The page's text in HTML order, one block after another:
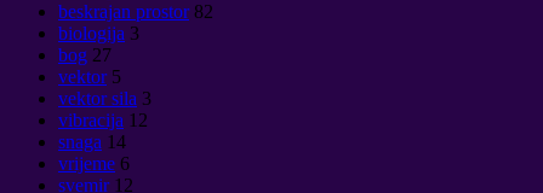
beskrajan prostor 82
biologija 3
bog 27
vektor 5
vektor sila 3
vibracija 12
snaga 14
vrijeme 6
svemir 12